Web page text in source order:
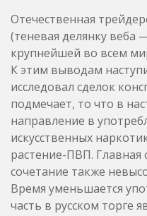
Отечественная
(теневая делянку веба
крупнейшей во всем
К этим выводам
исследовал сделок
подмечает, то что в
направление в
искусственных
растение-ПВП.
сочетание также
Время уменьшается
часть в русском торге